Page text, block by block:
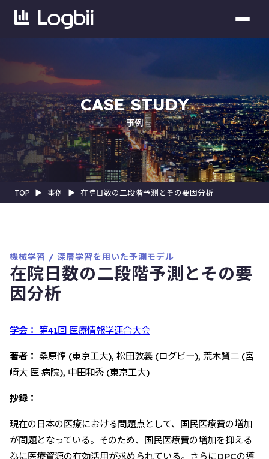
CASE STUDY
事例
TOP ▶︎ 事例 ▶︎ 在院日数の二段階予測とその要因分析
在院日数の二段階予測とその要
因分析
機械学習 / 深層学習を用いた予測モデル
学会： 第41回 医療情報学連合大会
著者： 桑原惇 (東京工大), 松田敦義 (ログビー), 荒木賢二 (宮
崎大 医 病院), 中田和秀 (東京工大)
抄録：
現在の日本の医療における問題点として、国民医療費の増加
が問題となっている。そのため、国民医療費の増加を抑える
為に医療資源の有効活用が求められている。さらにDPCの導